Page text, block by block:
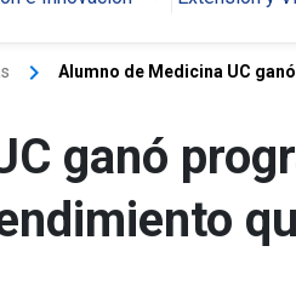
keyboard_arrow_right Alumno de Medicina UC
ganó